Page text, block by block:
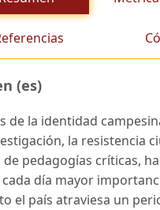
(es)
de la identidad
la resistencia
de pedagogías críticas,
día mayor
el país atraviesa un